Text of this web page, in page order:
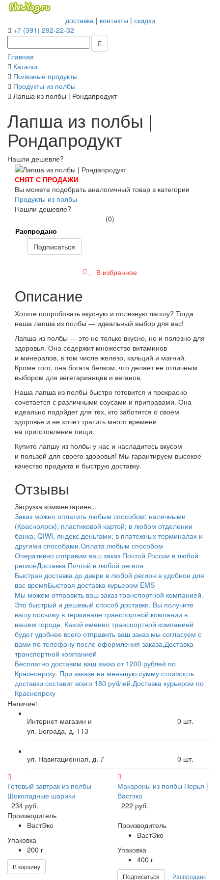
доставка| контакты | скидки
+7 (391) 292-22-32
Главная
Каталог
Полезные продукты
Продукты из полбы
Лапша из полбы | Рондапродукт
Лапша из полбы |
Рондапродукт
Нашли дешевле?
СНЯТ С ПРОДАЖИ
Вы можете подобрать аналогичный товар в категории
Продукты из полбы
Нашли дешевле?
(0)
Распродано
Подписаться
В избранное
Описание
Хотите попробовать вкусную и полезную лапшу? Тогда
наша лапша из полбы — идеальный выбор для вас!
Лапша из полбы — это не только вкусно, но и полезно для
здоровья. Она содержит множество витаминов
и минералов, в том числе железо, кальций и магний.
Кроме того, она богата белком, что делает ее отличным
выбором для вегетарианцев и веганов.
Наша лапша из полбы быстро готовится и прекрасно
сочетается с различными соусами и приправами. Она
идеально подойдет для тех, кто заботится о своем
здоровье и не хочет тратить много времени
на приготовление пищи.
Купите лапшу из полбы у нас и насладитесь вкусом
и пользой для своего здоровья! Мы гарантируем высокое
качество продукта и быструю доставку.
Отзывы
Загрузка комментариев...
Заказ можно оплатить любым способом: наличными
(Красноярск); пластиковой картой; в любом отделении
банка; QIWI, яндекс.деньгами; в платежных терминалах и
другими способами.Оплата любым способом
Оперативно отправим ваш заказ Почтой России в любой
регионДоставка Почтой в любой регион
Быстрая доставка до двери в любой регион в удобное для
вас времяБыстрая доставка курьером EMS
Мы можем отправить ваш заказ транспортной компанией.
Это быстрый и дешевый способ доставки. Вы получите
вашу посылку в терминале транспортной компании в
вашем городе. Какой именно транспортной компанией
будет удобнее всего отправить ваш заказ мы согласуем с
вами по телефону после оформления заказа.Доставка
транспортной компанией
Бесплатно доставим ваш заказ от 1200 рублей по
Красноярску. При заказе на меньшую сумму стоимость
доставки составит всего 180 рублей.Доставка курьером по
Красноярску
Наличие:
Интернет-магазин и
ул. Бограда, д. 113
0 шт.
ул. Навигационная, д. 7 0 шт.
Готовый завтрак из полбы
Шоколадные шарики
234 руб.
Производитель
ВастЭко
Упаковка
200 г
В корзину
Макароны из полбы Перья |
Вастэко
222 руб.
Производитель
ВастЭко
Упаковка
400 г
Подписаться Распродано